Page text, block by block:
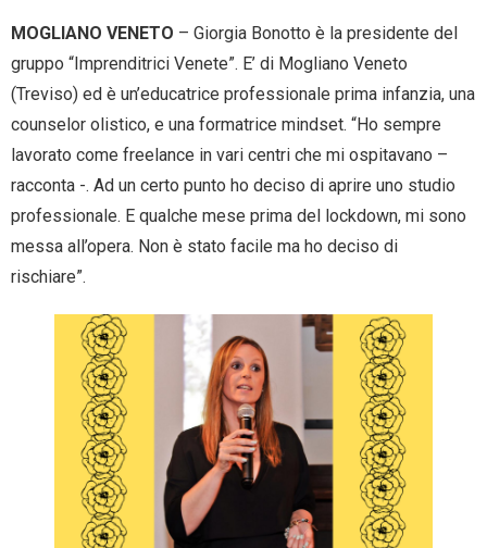
MOGLIANO VENETO – Giorgia Bonotto è la presidente del
gruppo “Imprenditrici Venete”. E’ di Mogliano Veneto
(Treviso) ed è un’educatrice professionale prima infanzia, una
counselor olistico, e una formatrice mindset. “Ho sempre
lavorato come freelance in vari centri che mi ospitavano –
racconta -. Ad un certo punto ho deciso di aprire uno studio
professionale. E qualche mese prima del lockdown, mi sono
messa all’opera. Non è stato facile ma ho deciso di
rischiare”.